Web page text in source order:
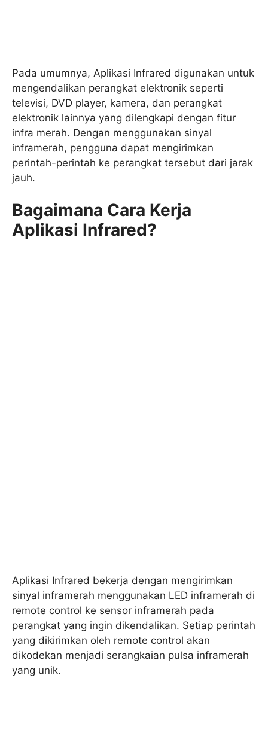
Pada umumnya, Aplikasi Infrared digunakan untuk
mengendalikan perangkat elektronik seperti
televisi, DVD player, kamera, dan perangkat
elektronik lainnya yang dilengkapi dengan fitur
infra merah. Dengan menggunakan sinyal
inframerah, pengguna dapat mengirimkan
perintah-perintah ke perangkat tersebut dari jarak
jauh.
Bagaimana Cara Kerja
Aplikasi Infrared?
Aplikasi Infrared bekerja dengan mengirimkan
sinyal inframerah menggunakan LED inframerah di
remote control ke sensor inframerah pada
perangkat yang ingin dikendalikan. Setiap perintah
yang dikirimkan oleh remote control akan
dikodekan menjadi serangkaian pulsa inframerah
yang unik.